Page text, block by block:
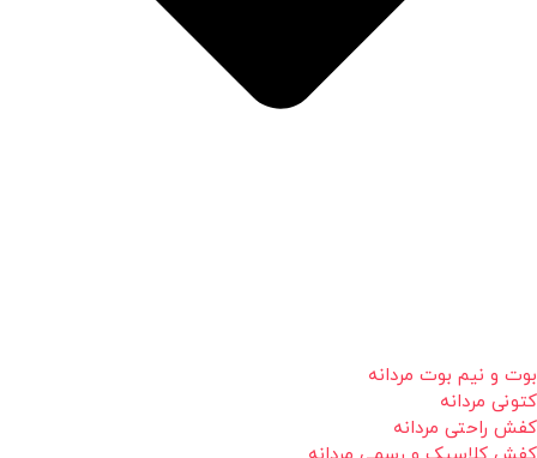
بوت و نیم بوت مردانه
کتونی مردانه
کفش راحتی مردانه